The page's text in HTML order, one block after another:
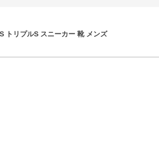
トリプルS スニーカー 靴 メンズ